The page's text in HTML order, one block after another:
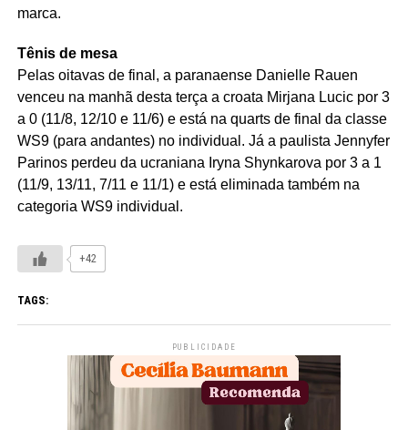
marca.
Tênis de mesa
Pelas oitavas de final, a paranaense Danielle Rauen
venceu na manhã desta terça a croata Mirjana Lucic por 3
a 0 (11/8, 12/10 e 11/6) e está na quarts de final da classe
WS9 (para andantes) no individual. Já a paulista Jennyfer
Parinos perdeu da ucraniana Iryna Shynkarova por 3 a 1
(11/9, 13/11, 7/11 e 11/1) e está eliminada também na
categoria WS9 individual.
+42
TAGS:
PUBLICIDADE